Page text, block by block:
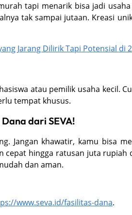
tapi menarik bisa jadi
tak sampai jutaan. Kreasi
Jarang Dilirik Tapi Potensial di
atau pemilik usaha kecil.
tempat khusus.
dari SEVA!
Jangan khawatir, kamu bisa
cepat hingga ratusan juta rupiah
dan aman.
www.seva.id/fasilitas-dana.